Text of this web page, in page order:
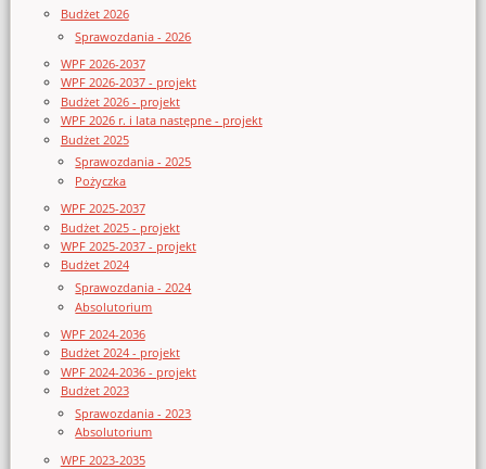
Budżet 2026
Sprawozdania - 2026
WPF 2026-2037
WPF 2026-2037 - projekt
Budżet 2026 - projekt
WPF 2026 r. i lata następne - projekt
Budżet 2025
Sprawozdania - 2025
Pożyczka
WPF 2025-2037
Budżet 2025 - projekt
WPF 2025-2037 - projekt
Budżet 2024
Sprawozdania - 2024
Absolutorium
WPF 2024-2036
Budżet 2024 - projekt
WPF 2024-2036 - projekt
Budżet 2023
Sprawozdania - 2023
Absolutorium
WPF 2023-2035